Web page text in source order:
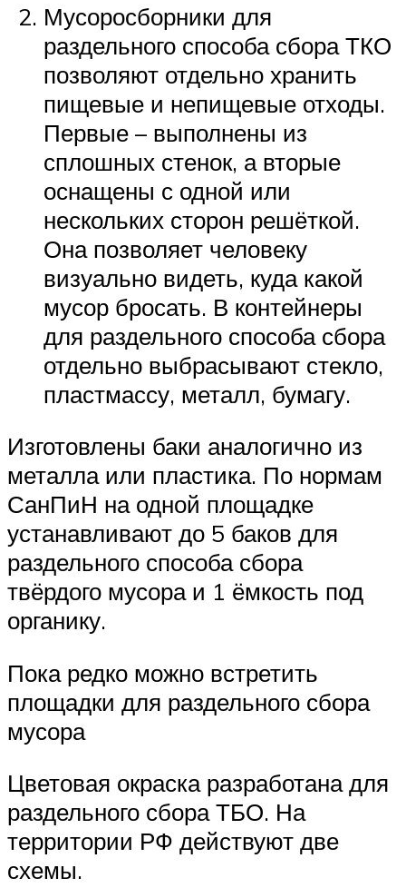
Мусоросборники для
раздельного способа сбора ТКО
позволяют отдельно хранить
пищевые и непищевые отходы.
Первые – выполнены из
сплошных стенок, а вторые
оснащены с одной или
нескольких сторон решёткой.
Она позволяет человеку
визуально видеть, куда какой
мусор бросать. В контейнеры
для раздельного способа сбора
отдельно выбрасывают стекло,
пластмассу, металл, бумагу.
Изготовлены баки аналогично из
металла или пластика. По нормам
СанПиН на одной площадке
устанавливают до 5 баков для
раздельного способа сбора
твёрдого мусора и 1 ёмкость под
органику.
Пока редко можно встретить
площадки для раздельного сбора
мусора
Цветовая окраска разработана для
раздельного сбора ТБО. На
территории РФ действуют две
схемы.